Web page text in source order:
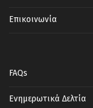
Επικοινωνία
FAQs
Ενημερωτικά Δελτία